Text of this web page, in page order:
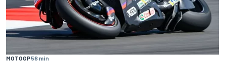
MOTOGP58 min